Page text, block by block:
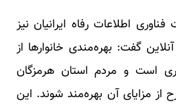
اطلاعات رفاه ایرانیان نیز
گفت: بهره‌مندی خانوارها از
است و مردم استان هرمزگان
از مزایای آن بهره‌مند شوند. این